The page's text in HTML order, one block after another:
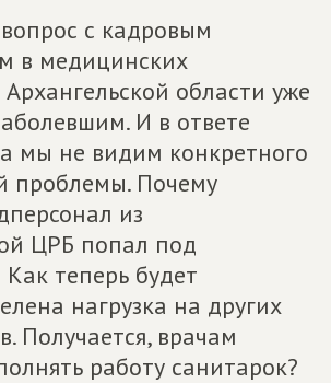
с кадровым
в медицинских
области уже
И в ответе
мы не видим конкретного
проблемы. Почему
из
ЦРБ попал под
теперь будет
нагрузка на других
Получается, врачам
работу санитарок?